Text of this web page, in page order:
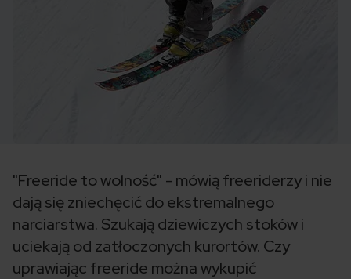
"Freeride to wolność" - mówią freeriderzy i nie
dają się zniechęcić do ekstremalnego
narciarstwa. Szukają dziewiczych stoków i
uciekają od zatłoczonych kurortów. Czy
uprawiając freeride można wykupić